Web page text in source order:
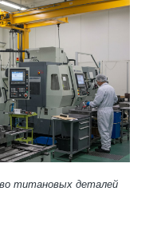
титановых деталей